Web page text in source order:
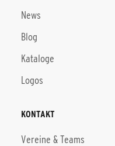
News
Blog
Kataloge
Logos
KONTAKT
Vereine & Teams